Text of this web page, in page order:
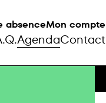
absenceMon compte
AgendaContact